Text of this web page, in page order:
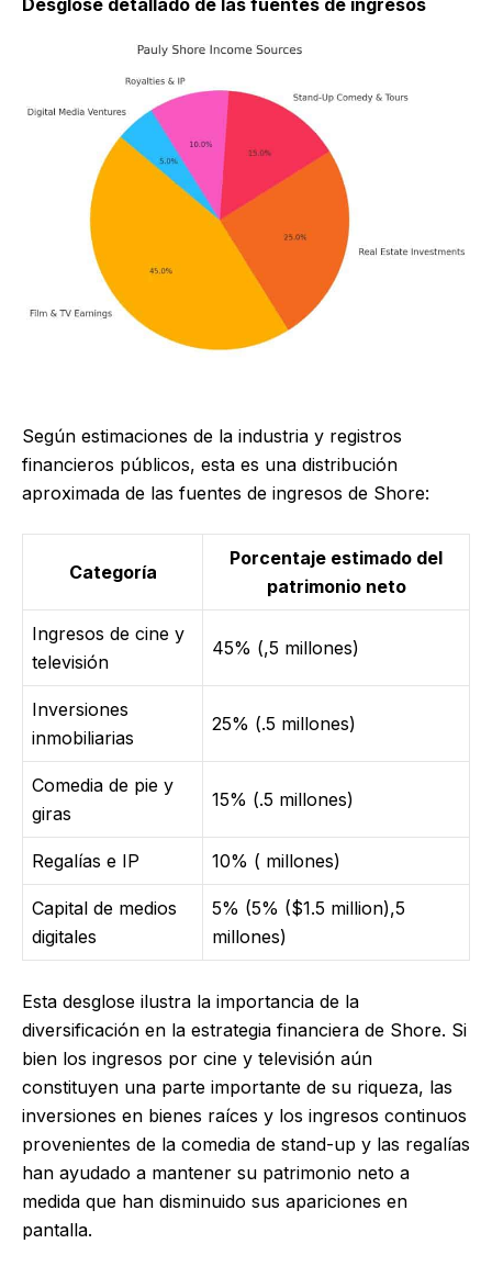
Desglose detallado de las fuentes de ingresos
Según estimaciones de la industria y registros
financieros públicos, esta es una distribución
aproximada de las fuentes de ingresos de Shore:
Categoría
Porcentaje estimado del
patrimonio neto
Ingresos de cine y
televisión
45% (,5 millones)
Inversiones
inmobiliarias
25% (.5 millones)
Comedia de pie y
giras
15% (.5 millones)
Regalías e IP 10% ( millones)
Capital de medios
digitales
5% (5% ($1.5 million),5
millones)
Esta desglose ilustra la importancia de la
diversificación en la estrategia financiera de Shore. Si
bien los ingresos por cine y televisión aún
constituyen una parte importante de su riqueza, las
inversiones en bienes raíces y los ingresos continuos
provenientes de la comedia de stand-up y las regalías
han ayudado a mantener su patrimonio neto a
medida que han disminuido sus apariciones en
pantalla.